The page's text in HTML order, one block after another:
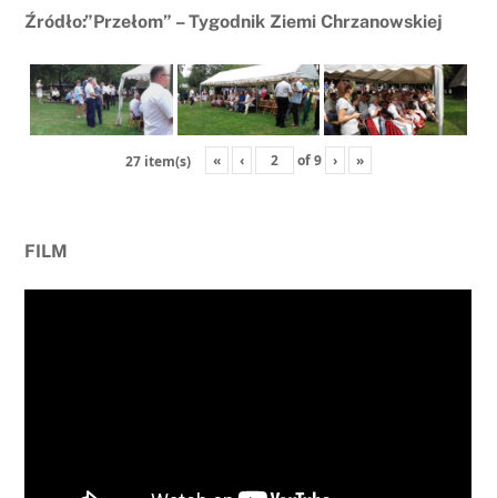
Źródło:”Przełom” – Tygodnik Ziemi Chrzanowskiej
27 item(s) « ‹ of9 › »
FILM